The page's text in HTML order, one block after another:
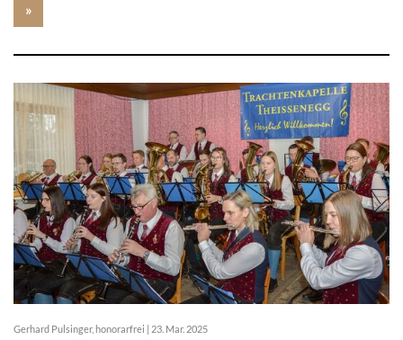
»
Gerhard Pulsinger, honorarfrei | 23. Mar. 2025